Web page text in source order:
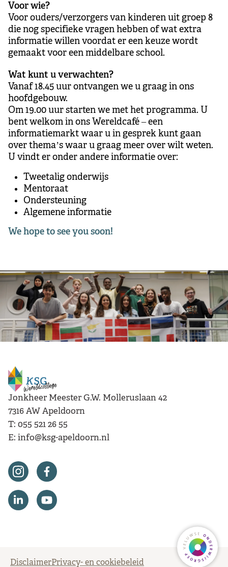
Voor wie?
Voor ouders/verzorgers van kinderen uit groep 8
die nog specifieke vragen hebben of wat extra
informatie willen voordat er een keuze wordt
gemaakt voor een middelbare school.
Wat kunt u verwachten?
Vanaf 18.45 uur ontvangen we u graag in ons
hoofdgebouw.
Om 19.00 uur starten we met het programma. U
bent welkom in ons Wereldcafé – een
informatiemarkt waar u in gesprek kunt gaan
over thema’s waar u graag meer over wilt weten.
U vindt er onder andere informatie over:
Tweetalig onderwijs
Mentoraat
Ondersteuning
Algemene informatie
We hope to see you soon!
Jonkheer Meester G.W. Molleruslaan 42
7316 AWApeldoorn
T: 055 521 26 55
E: info@ksg-apeldoorn.nl
DisclaimerPrivacy- en cookiebeleid
Ga